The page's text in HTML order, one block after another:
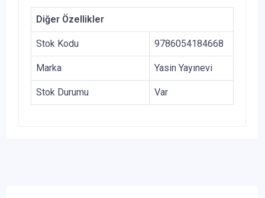
Diğer Özellikler
Stok Kodu 9786054184668
Marka Yasin Yayınevi
Stok Durumu Var